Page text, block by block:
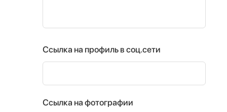
Ссылка на профиль в соц.сети
Ссылка на фотографии